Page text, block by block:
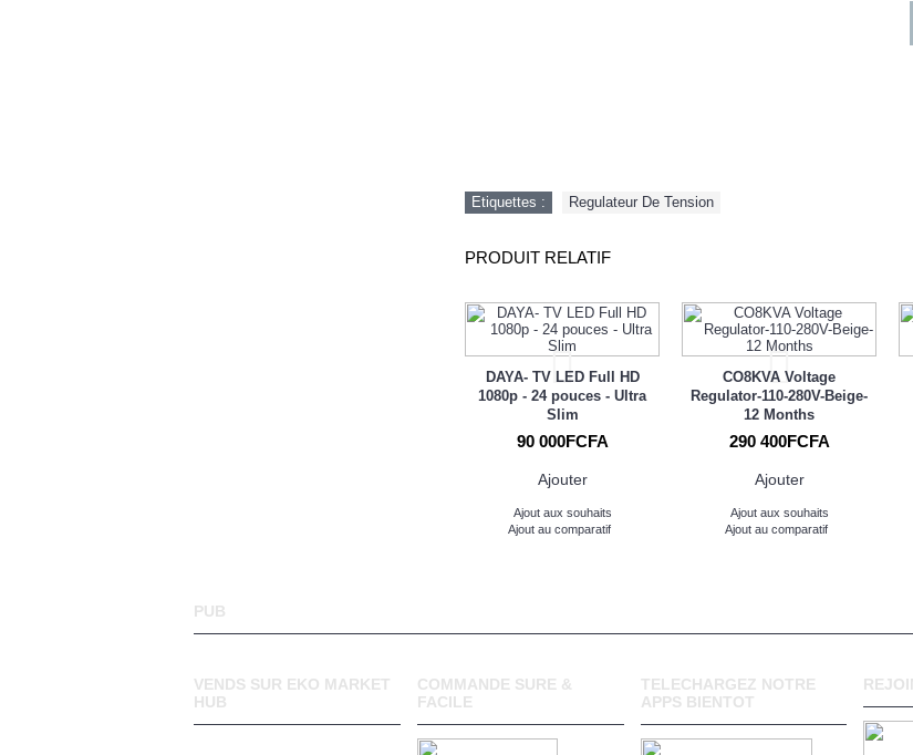
Etiquettes : Regulateur De Tension
PRODUIT RELATIF
DAYA- TV LED Full HD
1080p - 24 pouces - Ultra
Slim
90 000FCFA
Ajouter
Ajout aux souhaits
Ajout au comparatif
CO8KVA Voltage
Regulator-110-280V-Beige-
12 Months
290 400FCFA
Ajouter
Ajout aux souhaits
Ajout au comparatif
PUB
VENDS SUR EKO MARKET
HUB
COMMANDE SURE &
FACILE
TELECHARGEZ NOTRE
APPS BIENTOT